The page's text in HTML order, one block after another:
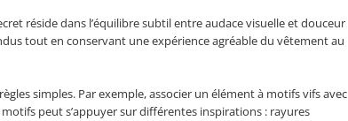
réside dans l’équilibre subtil entre audace visuelle et douceur
tout en conservant une expérience agréable du vêtement au
simples. Par exemple, associer un élément à motifs vifs avec
peut s’appuyer sur différentes inspirations : rayures